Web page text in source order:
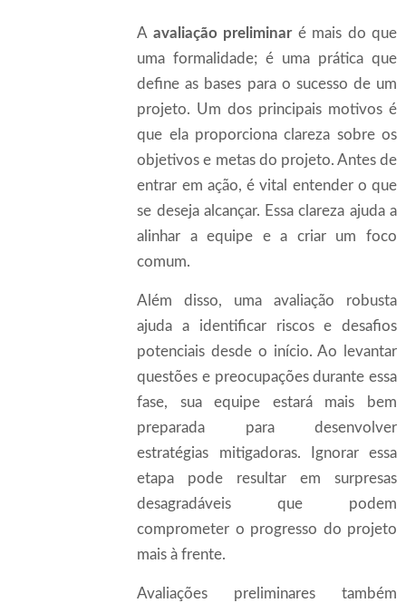
A avaliação preliminaré mais do que
uma formalidade; é uma prática que
define as bases para o sucesso de um
projeto. Um dos principais motivos é
que ela proporciona clareza sobre os
objetivos e metas do projeto. Antes de
entrar em ação, é vital entender o que
se deseja alcançar. Essa clareza ajuda a
alinhar a equipe e a criar um foco
comum.
Além disso, uma avaliação robusta
ajuda a identificar riscos e desafios
potenciais desde o início. Ao levantar
questões e preocupações durante essa
fase, sua equipe estará mais bem
preparada para desenvolver
estratégias mitigadoras. Ignorar essa
etapa pode resultar em surpresas
desagradáveis que podem
comprometer o progresso do projeto
mais à frente.
Avaliações preliminares também